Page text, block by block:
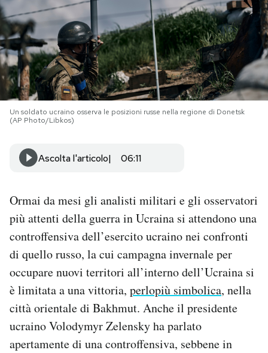
NEWSLETTER
I MIEI PREFERITI
SHOP
Area Personale
Newsletter
Notifiche mobile
Regala il Post
Hai bisogno di aiuto?
Un soldato ucraino osserva le posizioni russe nella regione di Donetsk
(AP Photo/Libkos)
Ascolta l'articolo 06:11
Ormai da mesi gli analisti militari e gli osservatori
più attenti della guerra in Ucraina si attendono una
controffensiva dell’esercito ucraino nei confronti
di quello russo, la cui campagna invernale per
occupare nuovi territori all’interno dell’Ucraina si
è limitata a una vittoria, perlopiù simbolica, nella
città orientale di Bakhmut. Anche il presidente
ucraino Volodymyr Zelensky ha parlato
apertamente di una controffensiva, sebbene in